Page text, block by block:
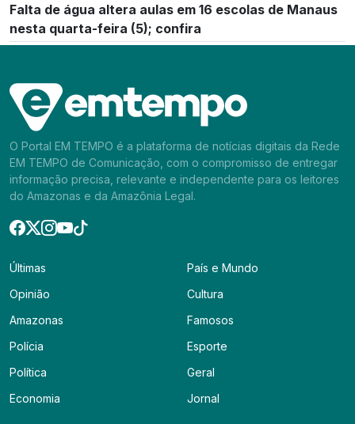
Falta de água altera aulas em 16 escolas de Manaus
nesta quarta-feira (5); confira
O Portal EM TEMPO é a plataforma de notícias digitais da Rede
EM TEMPO de Comunicação, com o compromisso de entregar
informação precisa, relevante e independente para os leitores
do Amazonas e da Amazônia Legal.
Últimas
Opinião
Amazonas
Polícia
Política
Economia
País e Mundo
Cultura
Famosos
Esporte
Geral
Jornal